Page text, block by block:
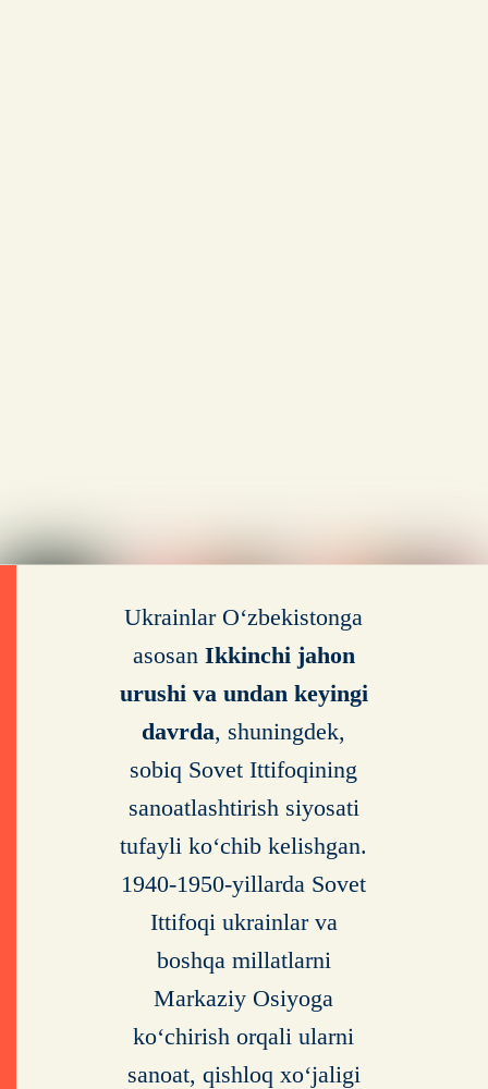
Ukrainlar O‘zbekistonga
asosan Ikkinchi jahon
urushi va undan keyingi
davrda, shuningdek,
sobiq Sovet Ittifoqining
sanoatlashtirish siyosati
tufayli ko‘chib kelishgan.
1940-1950-yillarda Sovet
Ittifoqi ukrainlar va
boshqa millatlarni
Markaziy Osiyoga
ko‘chirish orqali ularni
sanoat, qishloq xo‘jaligi